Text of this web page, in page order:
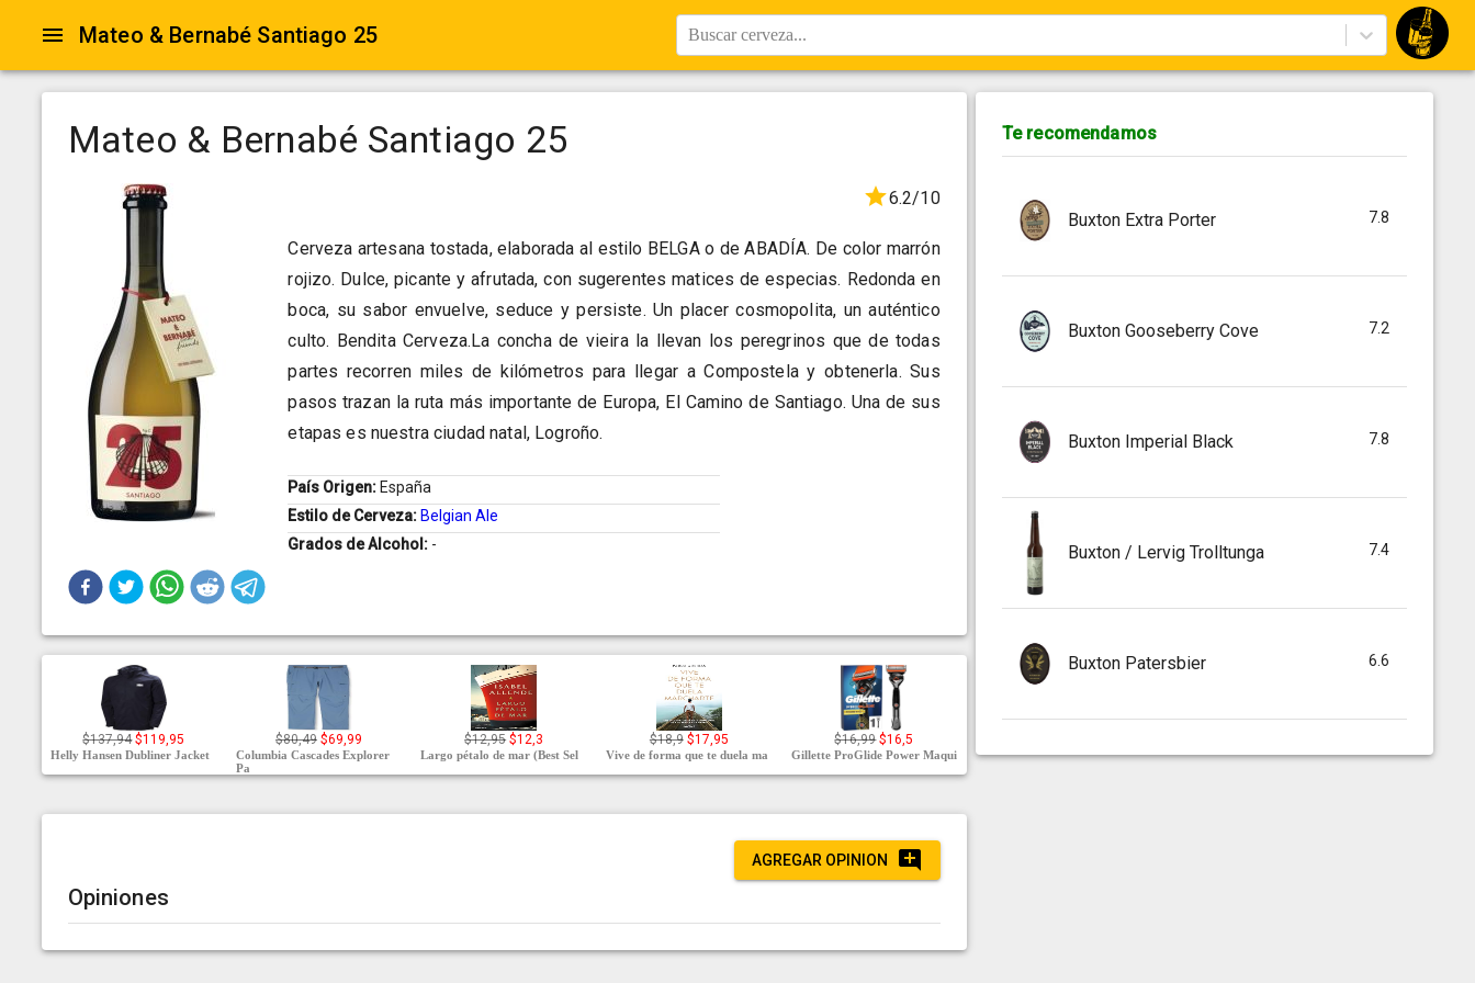
Mateo & Bernabé Santiago 25 Buscar cerveza...
Mateo & Bernabé Santiago 25
6.2/10
Cerveza artesana tostada, elaborada al estilo BELGA o de ABADÍA. De color marrón
rojizo. Dulce, picante y afrutada, con sugerentes matices de especias. Redonda en
boca, su sabor envuelve, seduce y persiste. Un placer cosmopolita, un auténtico
culto. Bendita Cerveza.La concha de vieira la llevan los peregrinos que de todas
partes recorren miles de kilómetros para llegar a Compostela y obtenerla. Sus
pasos trazan la ruta más importante de Europa, El Camino de Santiago. Una de sus
etapas es nuestra ciudad natal, Logroño.
País Origen: España
Estilo de Cerveza: Belgian Ale
Grados de Alcohol: -
$137,94 $119,95
Helly Hansen Dubliner Jacket
$80,49 $69,99
Columbia Cascades Explorer
Pa
$12,95 $12,3
Largo pétalo de mar (Best Sel
$18,9 $17,95
Vive de forma que te duela ma
$16,99 $16,5
Gillette ProGlide Power Maqui
AGREGAR OPINION
Opiniones
Te recomendamos
Buxton Extra Porter 7.8
Buxton Gooseberry Cove 7.2
Buxton Imperial Black 7.8
Buxton / Lervig Trolltunga 7.4
Buxton Patersbier 6.6